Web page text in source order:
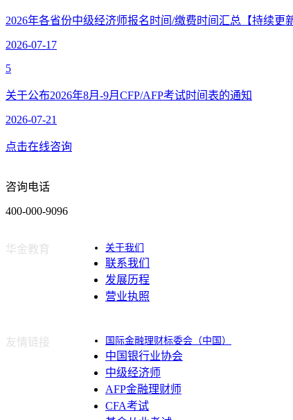
2026年各省份中级经济师报名时间/缴费时间汇总【持续更新
2026-07-17
5
关于公布2026年8月-9月CFP/AFP考试时间表的通知
2026-07-21
点击在线咨询
咨询电话
400-000-9096
华金教育 关于我们
联系我们
发展历程
营业执照
友情链接 国际金融理财标委会（中国）
中国银行业协会
中级经济师
AFP金融理财师
CFA考试